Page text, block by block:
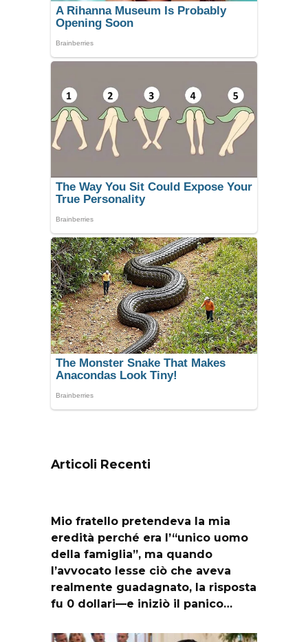
Articoli Recenti
Mio fratello pretendeva la mia
eredità perché era l’“unico uomo
della famiglia”, ma quando
l’avvocato lesse ciò che aveva
realmente guadagnato, la risposta
fu 0 dollari—e iniziò il panico…